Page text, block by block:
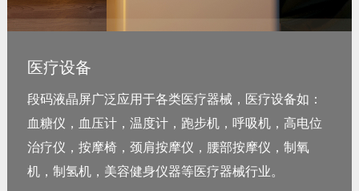
医疗设备
段码液晶屏广泛应用于各类医疗器械，医疗设备如：
血糖仪，血压计，温度计，跑步机，呼吸机，高电位
治疗仪，按摩椅，颈肩按摩仪，腰部按摩仪，制氧
机，制氢机，美容健身仪器等医疗器械行业。